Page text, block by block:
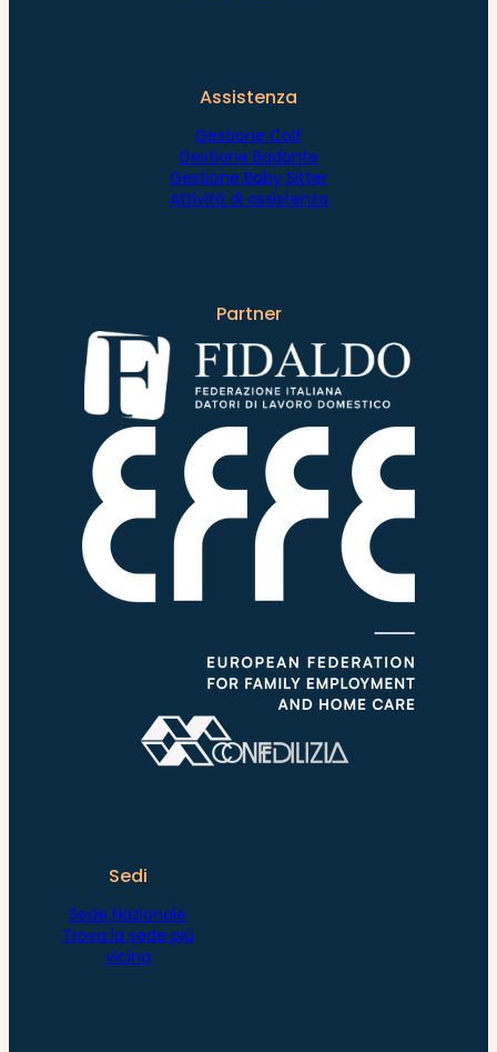
Assistenza
Gestione Colf
Gestione Badante
Gestione Baby Sitter
Attività di assistenza
Partner
Sedi
Sede Nazionale
Trova la sede più
vicina